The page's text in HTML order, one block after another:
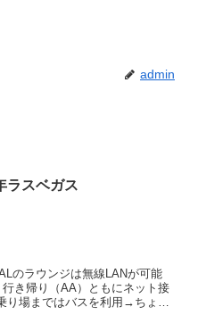
admin
ラスベガス
のラウンジは無線LANが可能
き帰り（AA）ともにネット接
場まではバスを利用→ちょっ